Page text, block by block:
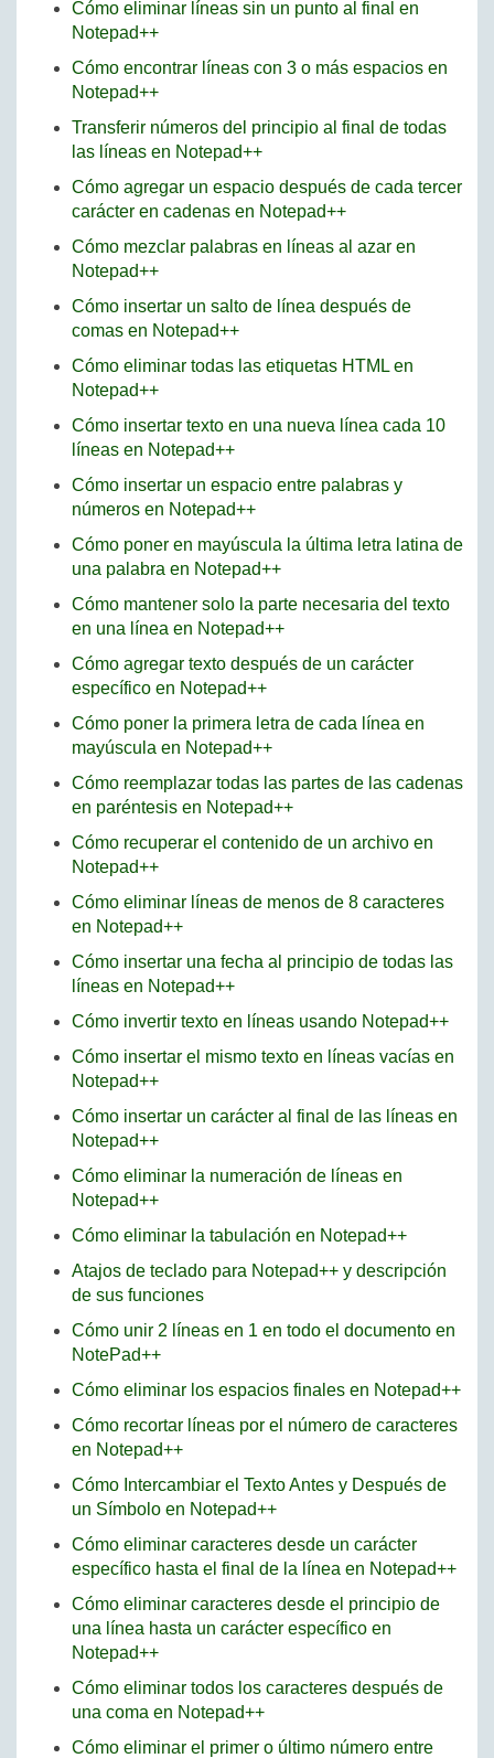
Cómo eliminar líneas sin un punto al final en
Notepad++
Cómo encontrar líneas con 3 o más espacios en
Notepad++
Transferir números del principio al final de todas
las líneas en Notepad++
Cómo agregar un espacio después de cada tercer
carácter en cadenas en Notepad++
Cómo mezclar palabras en líneas al azar en
Notepad++
Cómo insertar un salto de línea después de
comas en Notepad++
Cómo eliminar todas las etiquetas HTML en
Notepad++
Cómo insertar texto en una nueva línea cada 10
líneas en Notepad++
Cómo insertar un espacio entre palabras y
números en Notepad++
Cómo poner en mayúscula la última letra latina de
una palabra en Notepad++
Cómo mantener solo la parte necesaria del texto
en una línea en Notepad++
Cómo agregar texto después de un carácter
específico en Notepad++
Cómo poner la primera letra de cada línea en
mayúscula en Notepad++
Cómo reemplazar todas las partes de las cadenas
en paréntesis en Notepad++
Cómo recuperar el contenido de un archivo en
Notepad++
Cómo eliminar líneas de menos de 8 caracteres
en Notepad++
Cómo insertar una fecha al principio de todas las
líneas en Notepad++
Cómo invertir texto en líneas usando Notepad++
Cómo insertar el mismo texto en líneas vacías en
Notepad++
Cómo insertar un carácter al final de las líneas en
Notepad++
Cómo eliminar la numeración de líneas en
Notepad++
Cómo eliminar la tabulación en Notepad++
Atajos de teclado para Notepad++ y descripción
de sus funciones
Cómo unir 2 líneas en 1 en todo el documento en
NotePad++
Cómo eliminar los espacios finales en Notepad++
Cómo recortar líneas por el número de caracteres
en Notepad++
Cómo Intercambiar el Texto Antes y Después de
un Símbolo en Notepad++
Cómo eliminar caracteres desde un carácter
específico hasta el final de la línea en Notepad++
Cómo eliminar caracteres desde el principio de
una línea hasta un carácter específico en
Notepad++
Cómo eliminar todos los caracteres después de
una coma en Notepad++
Cómo eliminar el primer o último número entre